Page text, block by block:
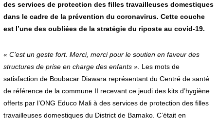
2
0
2
des services de protection des filles travailleuses domestiques
dans le cadre de la prévention du coronavirus. Cette couche
est l’une des oubliées de la stratégie du riposte au covid-19.
« C’est un geste fort. Merci, merci pour le soutien en faveur des
structures de prise en charge des enfants ». Les mots de
satisfaction de Boubacar Diawara représentant du Centré de santé
de référence de la commune II recevant ce jeudi des kits d’hygiène
offerts par l’ONG Educo Mali à des services de protection des filles
travailleuses domestiques du District de Bamako. C’était en